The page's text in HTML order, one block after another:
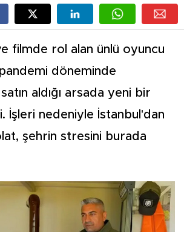
filmde rol alan ünlü oyuncu
döneminde
satın aldığı arsada yeni bir
İşleri nedeniyle İstanbul'dan
şehrin stresini burada